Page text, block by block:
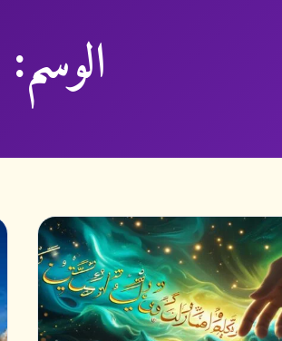
الوسم: